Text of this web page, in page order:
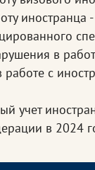
иностранца -
в
с
учет
в 2024